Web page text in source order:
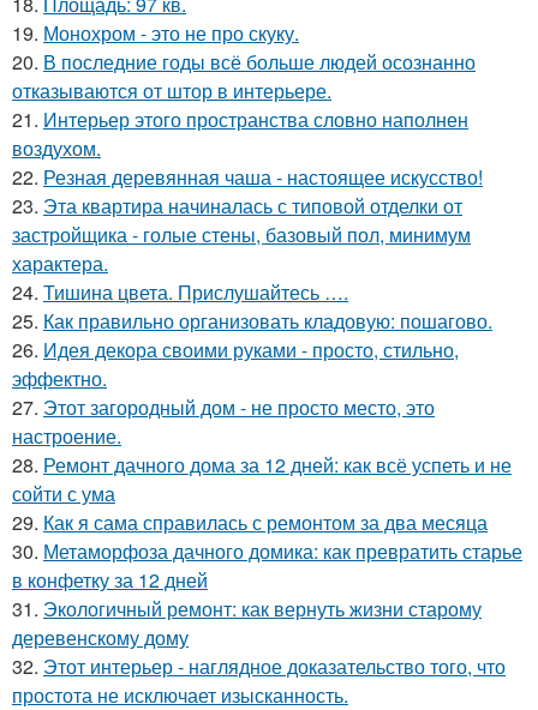
19. Монохром - это не про скуку.
20. В последние годы всё больше людей осознанно
отказываются от штор в интерьере.
21. Интерьер этого пространства словно наполнен
воздухом.
22. Резная деревянная чаша - настоящее искусство!
23. Эта квартира начиналась с типовой отделки от
застройщика - голые стены, базовый пол, минимум
характера.
24. Тишина цвета. Прислушайтесь ….
25. Как правильно организовать кладовую: пошагово.
26. Идея декора своими руками - просто, стильно,
эффектно.
27. Этот загородный дом - не просто место, это
настроение.
28. Ремонт дачного дома за 12 дней: как всё успеть и не
сойти с ума
29. Как я сама справилась с ремонтом за два месяца
30. Метаморфоза дачного домика: как превратить старье
в конфетку за 12 дней
31. Экологичный ремонт: как вернуть жизни старому
деревенскому дому
32. Этот интерьер - наглядное доказательство того, что
простота не исключает изысканность.